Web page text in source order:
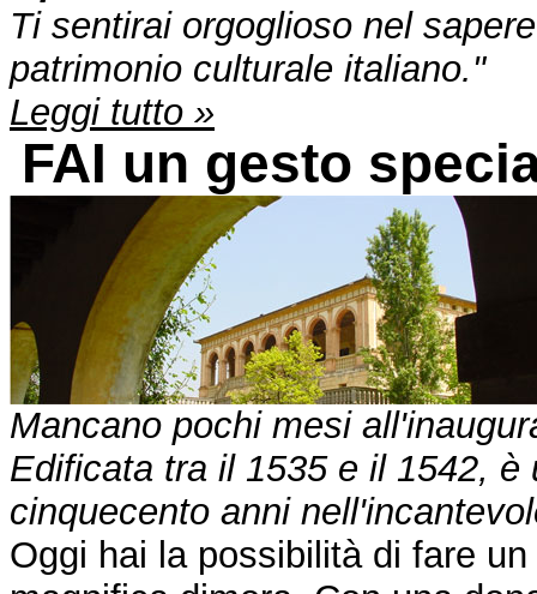
Ti sentirai orgoglioso nel
patrimonio culturale italiano."
Leggi tutto »
FAI un gesto
Mancano pochi mesi
Edificata tra il 1535 e il 1542,
cinquecento anni
Oggi hai la possibilità di fare un